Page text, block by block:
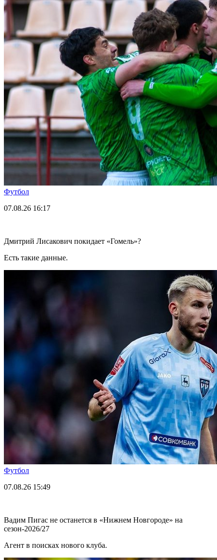
Футбол
07.08.26 16:17
Дмитрий Лисакович покидает «Гомель»?
Есть такие данные.
Футбол
07.08.26 15:49
Вадим Пигас не останется в «Нижнем Новгороде» на
сезон-2026/27
Агент в поисках нового клуба.